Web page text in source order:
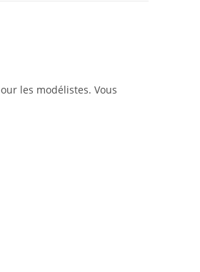
les modélistes. Vous